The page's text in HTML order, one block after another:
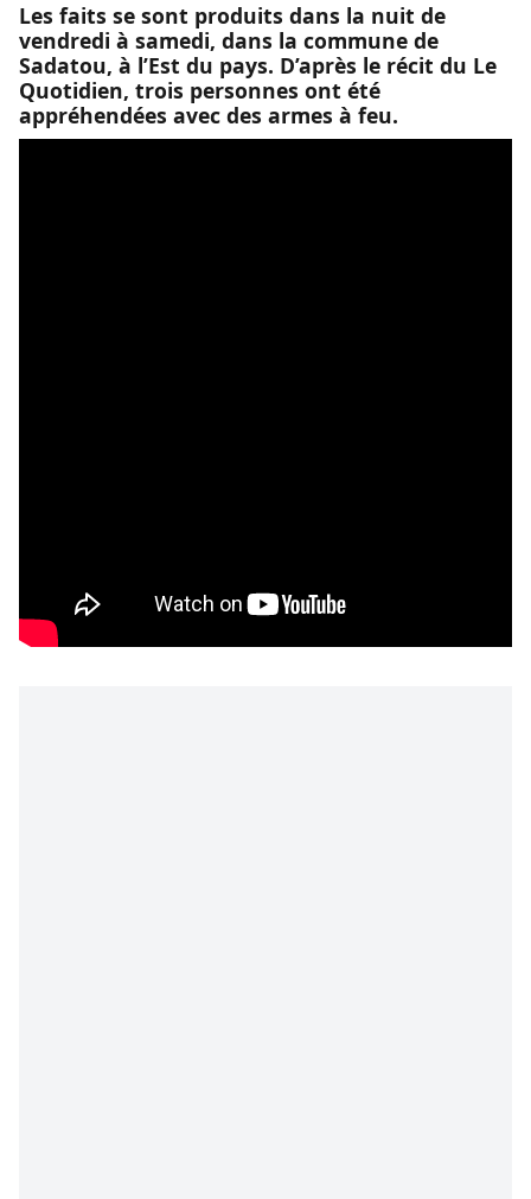
Les faits se sont produits dans la nuit de
vendredi à samedi, dans la commune de
Sadatou, à l’Est du pays. D’après le récit du Le
Quotidien, trois personnes ont été
appréhendées avec des armes à feu.